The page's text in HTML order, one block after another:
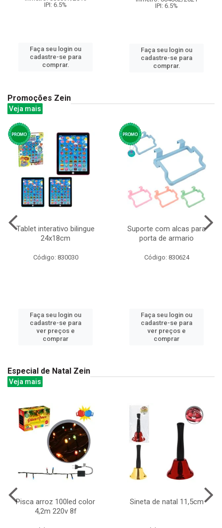
IPI: 6.5%
Faça seu login ou
cadastre-se para
comprar.
IPI: 6.5%
Faça seu login ou
cadastre-se para
comprar.
Promoções Zein
Veja mais
Tablet interativo bilingue
24x18cm
Código: 830030
Faça seu login ou
cadastre-se para
ver preços e
comprar
Suporte com alcas para
porta de armario
Código: 830624
Faça seu login ou
cadastre-se para
ver preços e
comprar
Especial de Natal Zein
Veja mais
Pisca arroz 100led color
4,2m 220v 8f
Sineta de natal 11,5cm